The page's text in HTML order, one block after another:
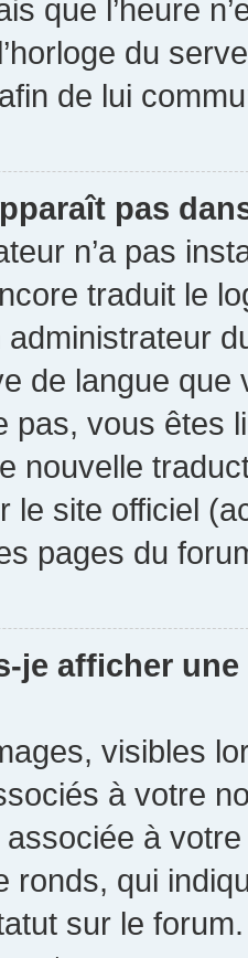
que l’heure
du
de lui
pas
n’a pas
traduit le
de langue
pas, vous êtes
nouvelle
le site officiel
pages du
je afficher
visibles
à votre
à
ronds, qui
sur le